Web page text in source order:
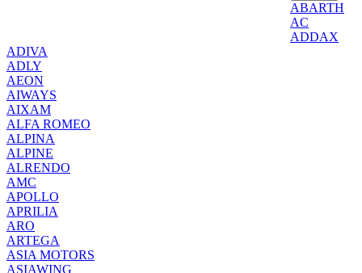
ABARTH
AC
ADDAX
ADIVA
ADLY
AEON
AIWAYS
AIXAM
ALFA ROMEO
ALPINA
ALPINE
ALRENDO
AMC
APOLLO
APRILIA
ARO
ARTEGA
ASIA MOTORS
ASIAWING